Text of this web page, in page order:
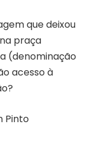
que deixou
praça
(denominação
acesso à
Pinto